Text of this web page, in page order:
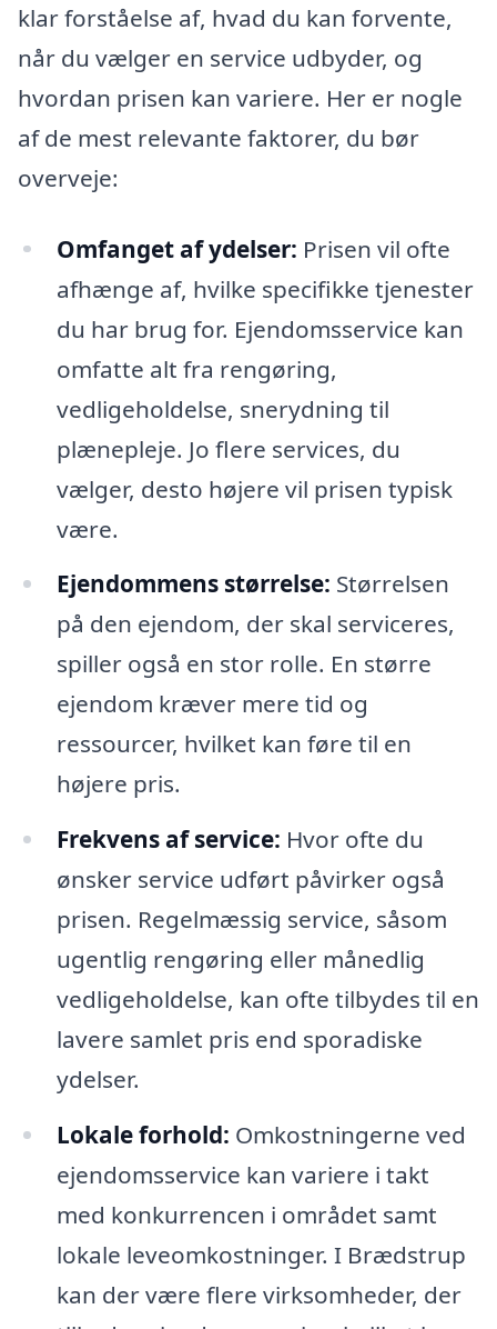
klar forståelse af, hvad du kan forvente,
når du vælger en service udbyder, og
hvordan prisen kan variere. Her er nogle
af de mest relevante faktorer, du bør
overveje:
Omfanget af ydelser: Prisen vil ofte
afhænge af, hvilke specifikke tjenester
du har brug for. Ejendomsservice kan
omfatte alt fra rengøring,
vedligeholdelse, snerydning til
plænepleje. Jo flere services, du
vælger, desto højere vil prisen typisk
være.
Ejendommens størrelse: Størrelsen
på den ejendom, der skal serviceres,
spiller også en stor rolle. En større
ejendom kræver mere tid og
ressourcer, hvilket kan føre til en
højere pris.
Frekvens af service: Hvor ofte du
ønsker service udført påvirker også
prisen. Regelmæssig service, såsom
ugentlig rengøring eller månedlig
vedligeholdelse, kan ofte tilbydes til en
lavere samlet pris end sporadiske
ydelser.
Lokale forhold: Omkostningerne ved
ejendomsservice kan variere i takt
med konkurrencen i området samt
lokale leveomkostninger. I Brædstrup
kan der være flere virksomheder, der